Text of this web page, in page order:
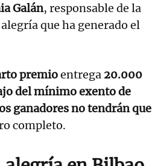
Galán, responsable de la
que ha generado el
premioentrega 20.000
del mínimo exento de
ganadores no tendrán que
completo.